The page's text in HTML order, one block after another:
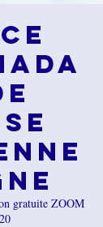
gratuite ZOOM